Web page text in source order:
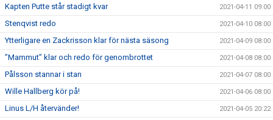
Kapten Putte står stadigt kvar 2021-04-11 09:00
Stenqvist redo 2021-04-10 08:00
Ytterligare en Zackrisson klar för nästa säsong 2021-04-09 08:00
”Mammut” klar och redo för genombrottet 2021-04-08 08:00
Pålsson stannar i stan 2021-04-07 08:00
Wille Hallberg kör på! 2021-04-06 08:00
Linus L/H återvänder! 2021-04-05 20:22